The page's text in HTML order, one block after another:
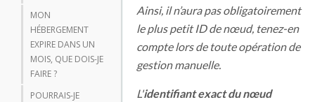
MON
HÉBERGEMENT
EXPIRE DANS UN
MOIS, QUE DOIS-JE
FAIRE ?
POURRAIS-JE
Ainsi, il n’aura pas obligatoirement
le plus petit ID de nœud, tenez-en
compte lors de toute opération de
gestion manuelle.
L'identifiant exact du nœud